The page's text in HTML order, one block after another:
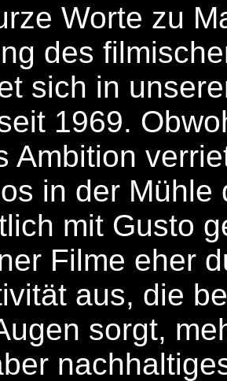
Worte zu
des
sich in
1969.
Ambition
in der
mit Gusto
Filme eher
aus, die
sorgt,